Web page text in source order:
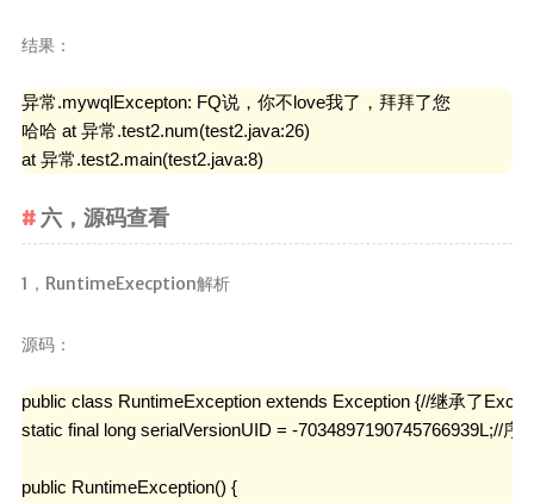
结果：
异常.mywqlExcepton: FQ说，你不love我了，拜拜了您
哈哈 at 异常.test2.num(test2.java:26)
at 异常.test2.main(test2.java:8)
六，源码查看
1，RuntimeExecption解析
源码：
public class RuntimeException extends Exception {//继承了
static final long serialVersionUID = -7034897190745766939L;//序
public RuntimeException() {